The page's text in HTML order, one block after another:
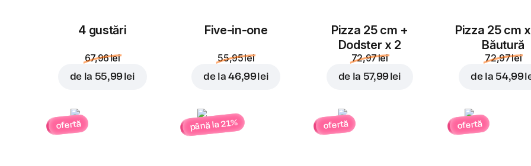
4 gustări
67,96 lei
de la 55,99 lei
Five-in-one
55,95 lei
de la46,99 lei
Pizza 25 cm +
Dodster x 2
72,97 lei
de la 57,99 lei
Pizza 25 cm
Băutură
72,97 lei
de la 54,99
ofertă până la 21% ofertă ofertă